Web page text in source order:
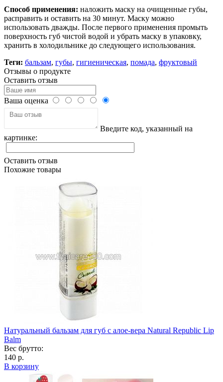
Способ применения: наложить маску на очищенные губы,
расправить и оставить на 30 минут. Маску можно
использовать дважды. После первого применения промыть
поверхность губ чистой водой и убрать маску в упаковку,
хранить в холодильнике до следующего использования.
Теги: бальзам, губы, гигиеническая, помада, фруктовый
Отзывы о продукте
Оставить отзыв
Ваша оценка
Введите код, указанный на
картинке:
Оставить отзыв
Похожие товары
Натуральный бальзам для губ с алое-вера Natural Republic Lip
Balm
Вес брутто:
140 р.
В корзину